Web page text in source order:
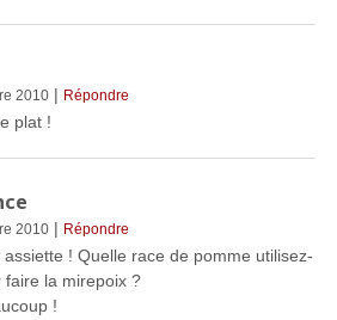
2010| Répondre
plat !
2010| Répondre
assiette ! Quelle race de pomme utilisez-
faire la mirepoix ?
!